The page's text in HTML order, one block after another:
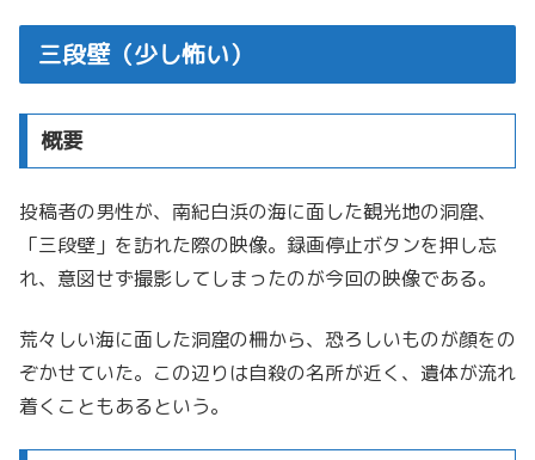
三段壁（少し怖い）
概要
投稿者の男性が、南紀白浜の海に面した観光地の洞窟、
「三段壁」を訪れた際の映像。録画停止ボタンを押し忘
れ、意図せず撮影してしまったのが今回の映像である。
荒々しい海に面した洞窟の柵から、恐ろしいものが顔をの
ぞかせていた。この辺りは自殺の名所が近く、遺体が流れ
着くこともあるという。